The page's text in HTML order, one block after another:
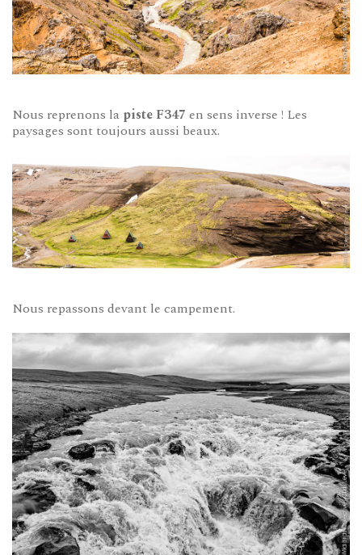
Nous reprenons la piste F347 en sens inverse ! Les
paysages sont toujours aussi beaux.
Nous repassons devant le campement.